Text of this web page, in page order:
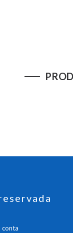
conta